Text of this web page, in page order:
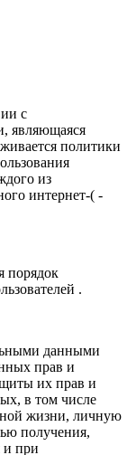
с
являющаяся
политики
из
интернет-( -
порядок
.
данными
прав и
их прав и
в том числе
жизни, личную
получения,
и при